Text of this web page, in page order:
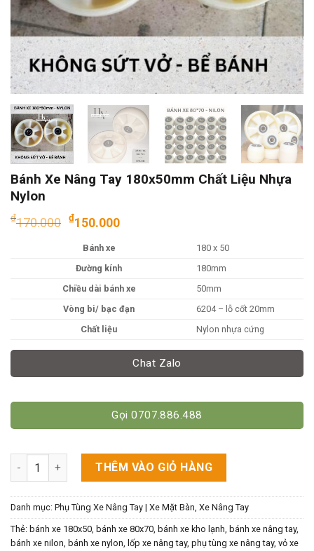
Bánh Xe Nâng Tay 180x50mm Chất Liệu Nhựa
Nylon
₫170.000 Giá
là:
₫170.000.
₫150.000Giá
là:
₫150.000.
Bánh xe
180 x 50
Đường kính
180mm
Chiều dài bánh xe
50mm
Vòng bi/ bạc đạn
6204 – lỗ cốt 20mm
Chất liệu
Nylon nhựa cứng
Chat Zalo
Gọi 0707.886.488
Bánh Xe Nâng Tay 180x50mm Chất Liệu Nhựa Nylon số lượng
THÊM VÀO GIỎ HÀNG
Danh mục: Phụ Tùng Xe Nâng Tay | Xe Mặt Bàn, Xe Nâng Tay
Thẻ: bánh xe 180x50, bánh xe 80x70, bánh xe kho lạnh, bánh xe nâng tay,
bánh xe nilon, bánh xe nylon, lốp xe nâng tay, phụ tùng xe nâng tay, vỏ xe